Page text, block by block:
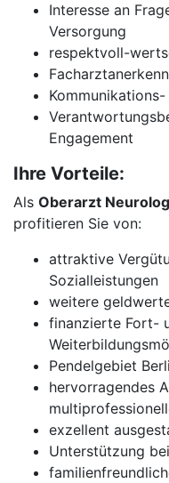
Interesse an
Versorgung
respektvoll-
Engagement
Ihre Vorteile:
Als Oberarzt
profitieren Sie von:
attraktive
Sozialleistungen
weitere
finanzierte Fort-
Pendelgebiet
hervorragendes
exzellent
Unterstützung